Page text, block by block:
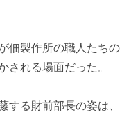
佃製作所の職人たちの
される場面だった。
る財前部長の姿は、